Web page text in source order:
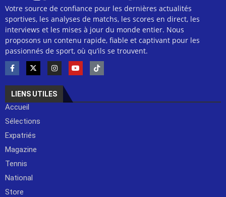
Votre source de confiance pour les dernières actualités
sportives, les analyses de matchs, les scores en direct, les
interviews et les mises à jour du monde entier. Nous
proposons un contenu rapide, fiable et captivant pour les
passionnés de sport, où qu’ils se trouvent.
LIENS UTILES
Accueil
Sélections
Expatriés
Magazine
Tennis
National
Store